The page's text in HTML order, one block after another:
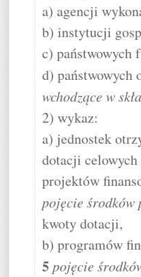
a) agencji
b) instytucji
c) państwowych
d) państwowych
wchodzące w
2) wykaz:
a) jednostek
dotacji celowych
projektów
pojęcie środków
kwoty dotacji,
b) programów
5 pojęcie